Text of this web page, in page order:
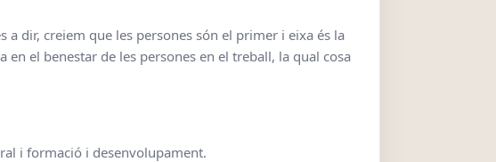
a dir, creiem que les persones són el primer i eixa és la
el benestar de les persones en el treball, la qual cosa
i formació i desenvolupament.